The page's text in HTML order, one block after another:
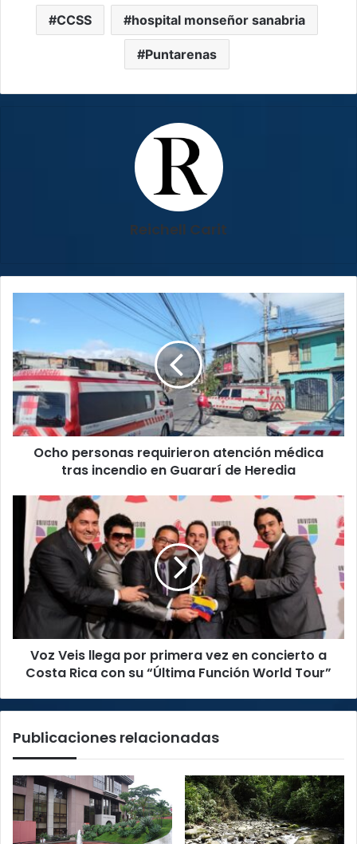
CCSS hospital monseñor sanabria
Puntarenas
Reichell Carit
personas
atención
médica
tras
incendio
en
Guararí
Ocho personas requirieron atención médica
tras incendio en Guararí de Heredia
Veis
llega
por
primera
vez
concierto
a
Costa
Rica
Función
Voz Veis llega por primera vez en concierto a
Costa Rica con su “Última Función World Tour”
Publicaciones relacionadas